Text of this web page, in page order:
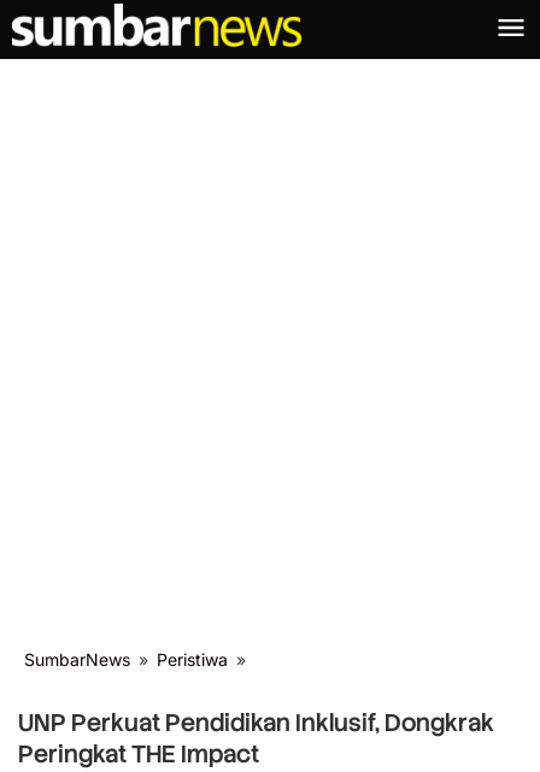
Lewati
ke
konten
SumbarNews » Peristiwa »
Pendidikan
Inklusif,
Dongkrak
UNP Perkuat Pendidikan Inklusif, Dongkrak
Peringkat THE Impact